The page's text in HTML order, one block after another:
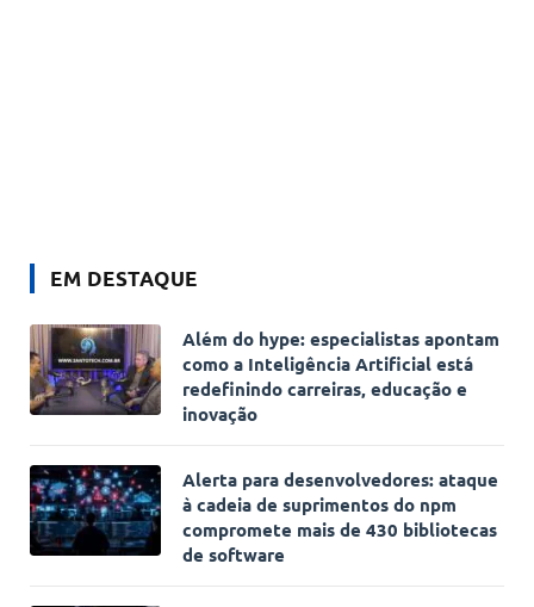
EM DESTAQUE
Além do hype: especialistas apontam
como a Inteligência Artificial está
redefinindo carreiras, educação e
inovação
Alerta para desenvolvedores: ataque
à cadeia de suprimentos do npm
compromete mais de 430 bibliotecas
de software